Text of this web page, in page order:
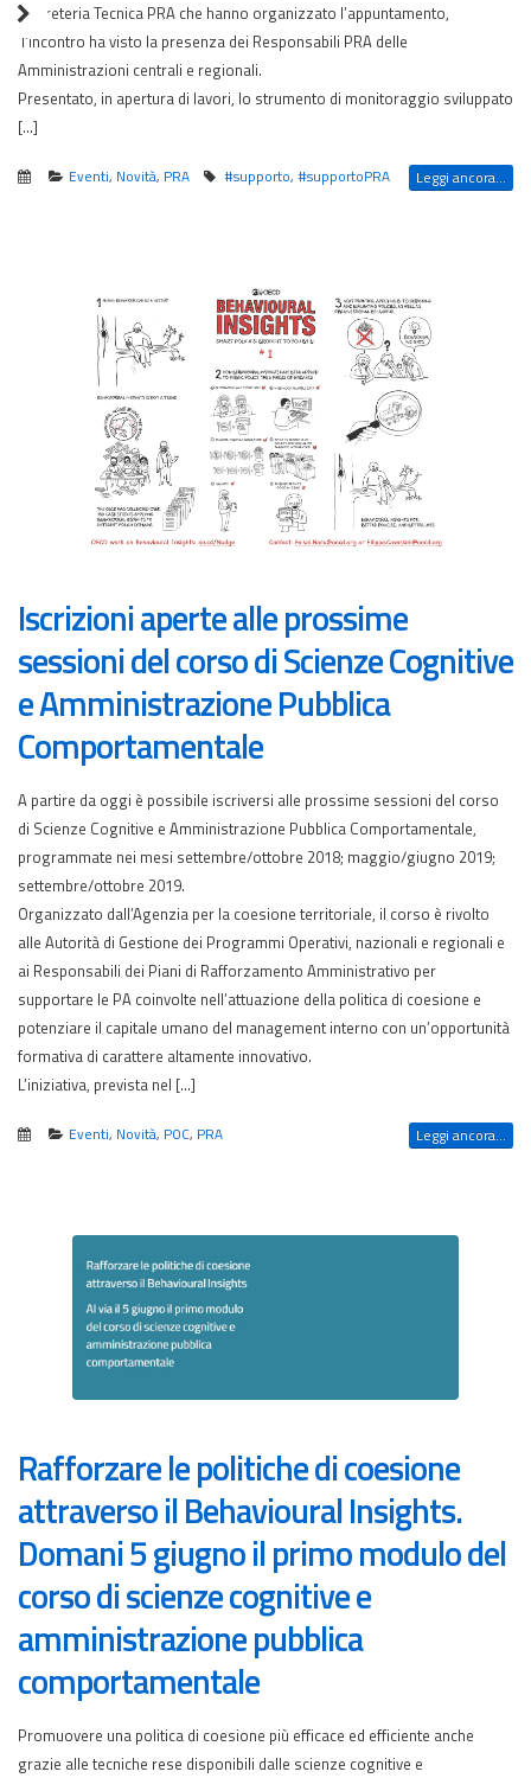
Segreteria Tecnica PRA che hanno organizzato l’appuntamento,
l’incontro ha visto la presenza dei Responsabili PRA delle
Amministrazioni centrali e regionali.
Presentato, in apertura di lavori, lo strumento di monitoraggio sviluppato
[…]
Eventi, Novità, PRA #supporto,#supportoPRA Leggi ancora...
Iscrizioni aperte alle prossime
sessioni del corso di Scienze Cognitive
e Amministrazione Pubblica
Comportamentale
A partire da oggi è possibile iscriversi alle prossime sessioni del corso
di Scienze Cognitive e Amministrazione Pubblica Comportamentale,
programmate nei mesi settembre/ottobre 2018; maggio/giugno 2019;
settembre/ottobre 2019.
Organizzato dall’Agenzia per la coesione territoriale, il corso è rivolto
alle Autorità di Gestione dei Programmi Operativi, nazionali e regionali e
ai Responsabili dei Piani di Rafforzamento Amministrativo per
supportare le PA coinvolte nell’attuazione della politica di coesione e
potenziare il capitale umano del management interno con un’opportunità
formativa di carattere altamente innovativo.
L’iniziativa, prevista nel […]
Eventi, Novità, POC, PRA Leggi ancora...
Rafforzare le politiche di coesione
attraverso il Behavioural Insights.
Domani 5 giugno il primo modulo del
corso di scienze cognitive e
amministrazione pubblica
comportamentale
Promuovere una politica di coesione più efficace ed efficiente anche
grazie alle tecniche rese disponibili dalle scienze cognitive e